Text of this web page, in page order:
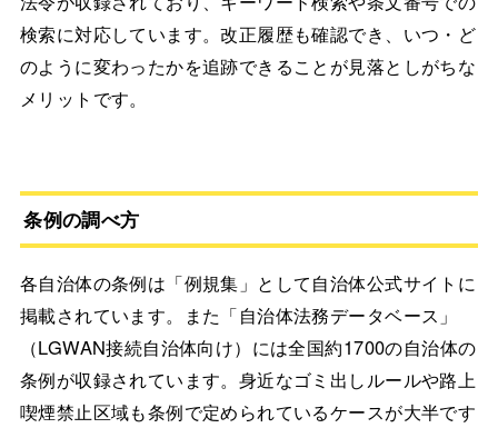
検索に対応しています。改正履歴も確認でき、いつ・ど
のように変わったかを追跡できることが見落としがちな
メリットです。
条例の調べ方
各自治体の条例は「例規集」として自治体公式サイトに
掲載されています。また「自治体法務データベース」
（LGWAN接続自治体向け）には全国約1700の自治体の
条例が収録されています。身近なゴミ出しルールや路上
喫煙禁止区域も条例で定められているケースが大半です